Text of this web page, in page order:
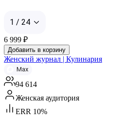
1 / 24
6 999 ₽
Добавить в корзину
Женский журнал | Кулинария
Max
94 614
Женская аудитория
ERR 10%